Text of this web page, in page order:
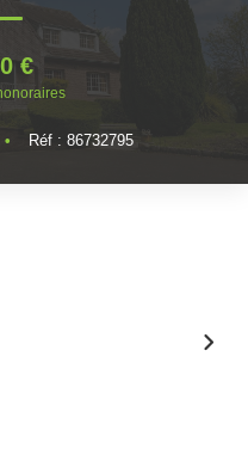
€
• Réf : 86732795